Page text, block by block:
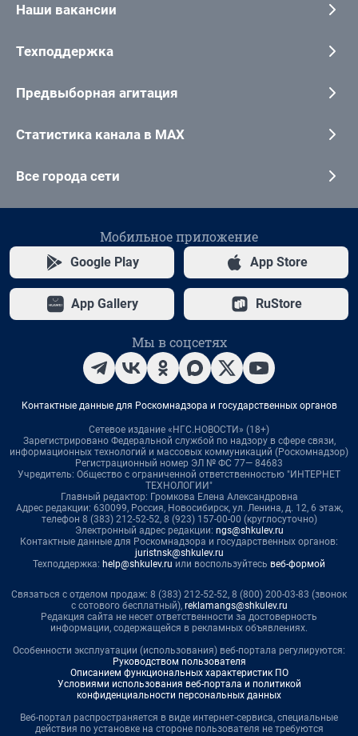
Наши вакансии
Техподдержка
Предвыборная агитация
Статистика канала в MAX
Все города сети
Мобильное приложение
Google Play App Store
App Gallery RuStore
Мы в соцсетях
Контактные данные для Роскомнадзора и государственных органов
Сетевое издание «НГС.НОВОСТИ» (18+)
Зарегистрировано Федеральной службой по надзору в сфере связи,
информационных технологий и массовых коммуникаций (Роскомнадзор)
Регистрационный номер ЭЛ № ФС 77— 84683
Учредитель: Общество с ограниченной ответственностью "ИНТЕРНЕТ
ТЕХНОЛОГИИ"
Главный редактор: Громкова Елена Александровна
Адрес редакции: 630099, Россия, Новосибирск, ул. Ленина, д. 12, 6 этаж,
телефон 8 (383) 212-52-52, 8 (923) 157-00-00 (круглосуточно)
Электронный адрес редакции: ngs@shkulev.ru
Контактные данные для Роскомнадзора и государственных органов:
juristnsk@shkulev.ru
Техподдержка: help@shkulev.ru или воспользуйтесь веб-формой
Связаться с отделом продаж: 8 (383) 212-52-52, 8 (800) 200-03-83 (звонок
с сотового бесплатный), reklamangs@shkulev.ru
Редакция сайта не несет ответственности за достоверность
информации, содержащейся в рекламных объявлениях.
Особенности эксплуатации (использования) веб-портала регулируются:
Руководством пользователя
Описанием функциональных характеристик ПО
Условиями использования веб-портала и политикой
конфиденциальности персональных данных
Веб-портал распространяется в виде интернет-сервиса, специальные
действия по установке на стороне пользователя не требуются